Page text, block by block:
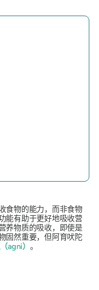
食物的能力，而非食物
能有助于更好地吸收营
养物质的吸收，即使是
固然重要，但阿育吠陀
agni） 。